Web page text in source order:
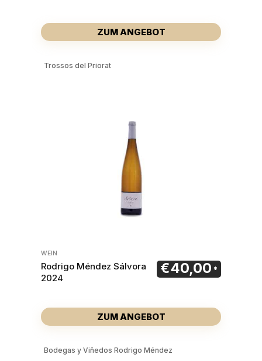
ZUM ANGEBOT
Trossos del Priorat
WEIN
Rodrigo Méndez Sálvora
2024
€40,00
ZUM ANGEBOT
Bodegas y Viñedos Rodrigo Méndez